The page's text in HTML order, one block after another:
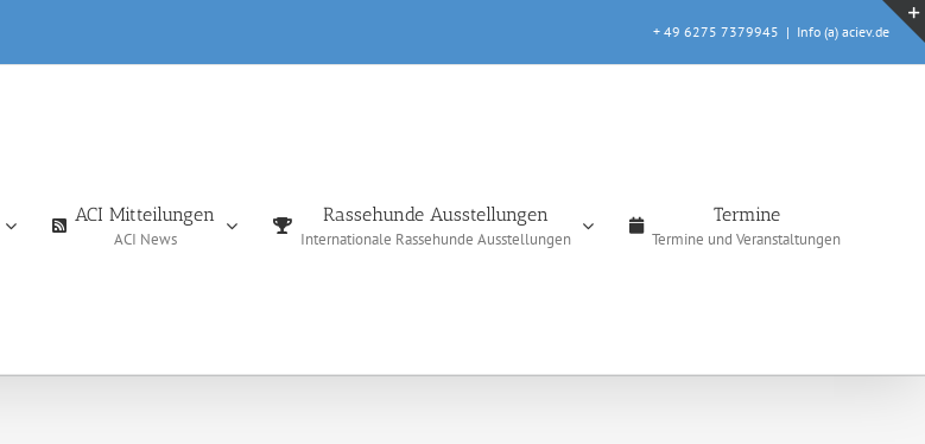
+ 49 6275 7379945 | Info (a) aciev.de
ACI Mitteilungen
ACI News
Rassehunde Ausstellungen
Internationale Rassehunde Ausstellungen
Termine
Termine und Veranstaltungen